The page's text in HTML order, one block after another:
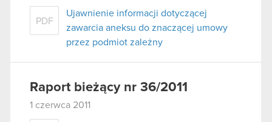
PDF
Ujawnienie informacji dotyczącej
zawarcia aneksu do znaczącej umowy
przez podmiot zależny
Raport bieżący nr 36/2011
1 czerwca 2011